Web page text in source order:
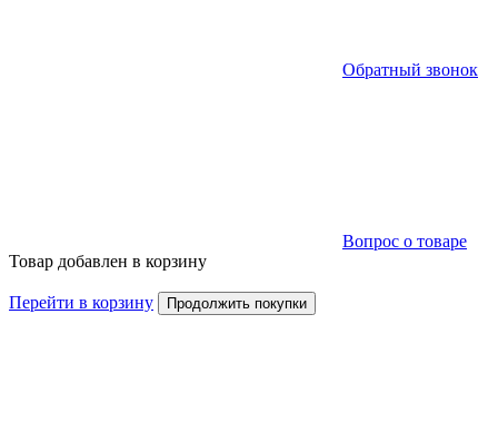
Обратный звонок
Вопрос о товаре
Товар добавлен в корзину
Перейти в корзину Продолжить покупки